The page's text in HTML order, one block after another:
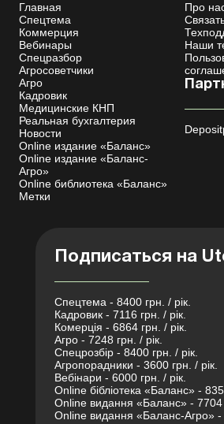
Главная
Спецтема
Коммерция
Вебинары
Спецразбор
Агросоветчики
Агро
Кадровик
Медицинские КНП
Реальная бухгалтерия
Новости
Online издание «Баланс»
Online издание «Баланс-
Агро»
Online библиотека «Баланс»
Метки
Про
Наши
Подписаться на
Спецтема - 8400 грн. / рік.
Кадровик - 7116 грн. / рік.
Комерція - 6864 грн. / рік.
Агро - 7248 грн. / рік.
Спецрозбір - 8400 грн. / рік.
Агропорадники - 3600 грн. / рік.
Вебінари - 6000 грн. / рік.
Online бібліотека «Баланс» -
Online видання «Баланс» - 7704
Online видання «Баланс-Агро» -